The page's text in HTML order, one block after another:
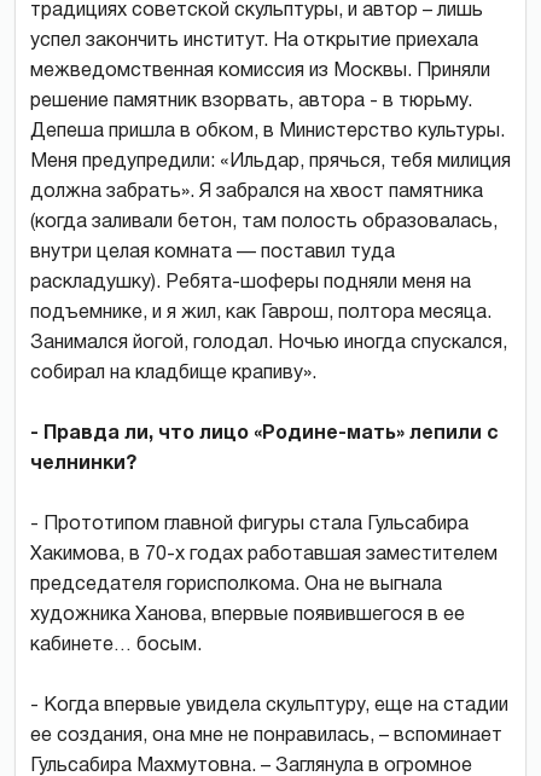
традициях советской скульптуры, и автор – лишь
успел закончить институт. На открытие приехала
межведомственная комиссия из Москвы. Приняли
решение памятник взорвать, автора - в тюрьму.
Депеша пришла в обком, в Министерство культуры.
Меня предупредили: «Ильдар, прячься, тебя милиция
должна забрать». Я забрался на хвост памятника
(когда заливали бетон, там полость образовалась,
внутри целая комната — поставил туда
раскладушку). Ребята-шоферы подняли меня на
подъемнике, и я жил, как Гаврош, полтора месяца.
Занимался йогой, голодал. Ночью иногда спускался,
собирал на кладбище крапиву».
- Правда ли, что лицо «Родине-мать» лепили с
челнинки?
- Прототипом главной фигуры стала Гульсабира
Хакимова, в 70-х годах работавшая заместителем
председателя горисполкома. Она не выгнала
художника Ханова, впервые появившегося в ее
кабинете… босым.
- Когда впервые увидела скульптуру, еще на стадии
ее создания, она мне не понравилась, – вспоминает
Гульсабира Махмутовна. – Заглянула в огромное